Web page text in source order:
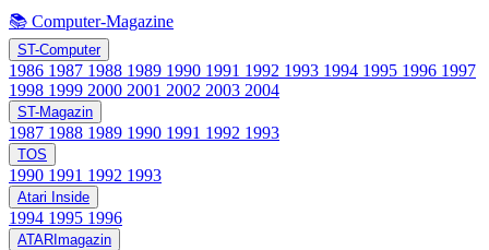
📚 Computer-Magazine
ST-Computer
1986 1987 1988 1989 1990 1991 1992 1993 1994 1995 1996 1997
1998 1999 2000 2001 2002 2003 2004
ST-Magazin
1987 1988 1989 1990 1991 1992 1993
TOS
1990 1991 1992 1993
Atari Inside
1994 1995 1996
ATARImagazin